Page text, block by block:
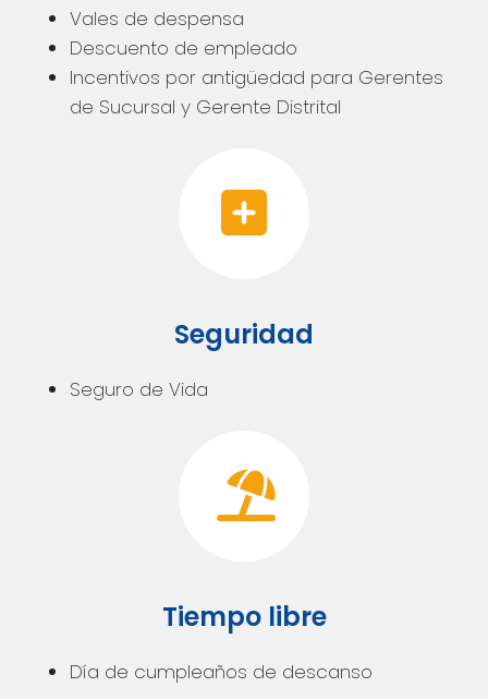
Vales de despensa
Descuento de empleado
Incentivos por antigüedad para Gerentes
de Sucursal y Gerente Distrital
Seguridad
Seguro de Vida
Tiempo libre
Día de cumpleaños de descanso